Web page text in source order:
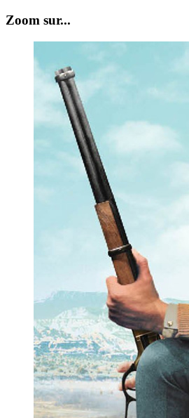
Zoom sur...